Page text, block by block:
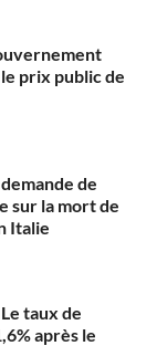
prix public de
de
sur la mort de
Italie
taux de
après le